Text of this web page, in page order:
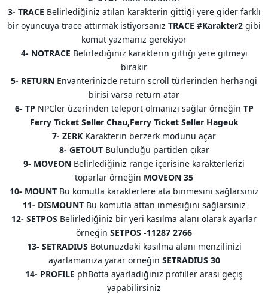
3- TRACE Belirlediğiniz atılan karakterin gittiği yere gider farklı
bir oyuncuya trace attırmak istiyorsanız TRACE #Karakter2 gibi
komut yazmanız gerekiyor
4- NOTRACE Belirlediğiniz karakterin gittiği yere gitmeyi
bırakır
5- RETURN Envanterinizde return scroll türlerinden herhangi
birisi varsa return atar
6- TP NPCler üzerinden teleport olmanızı sağlar örneğin TP
Ferry Ticket Seller Chau,Ferry Ticket Seller Hageuk
7- ZERK Karakterin berzerk modunu açar
8- GETOUT Bulunduğu partiden çıkar
9- MOVEON Belirlediğiniz range içerisine karakterlerizi
toparlar örneğin MOVEON 35
10- MOUNTBu komutla karakterlere ata binmesini sağlarsınız
11- DISMOUNTBu komutla attan inmesiğini sağlarsınız
12- SETPOS Belirlediğiniz bir yeri kasılma alanı olarak ayarlar
örneğin SETPOS -11287 2766
13- SETRADIUS Botunuzdaki kasılma alanı menzilinizi
ayarlamanıza yarar örneğin SETRADIUS 30
14- PROFILE phBotta ayarladığınız profiller arası geçiş
yapabilirsiniz